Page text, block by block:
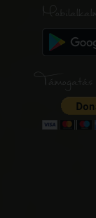
Támogatás